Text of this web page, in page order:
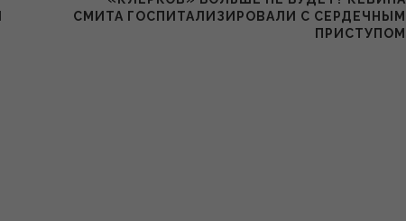
СМИТА ГОСПИТАЛИЗИРОВАЛИ С СЕРДЕЧНЫМ
ПРИСТУПОМ